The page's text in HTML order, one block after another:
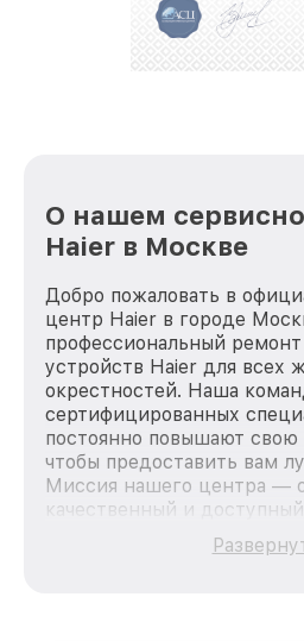
О нашем
Haier в Москве
Добро пожаловать в
центр Haier в городе
профессиональный
устройств Haier для всех
окрестностей. Наша
сертифицированных
постоянно повышают
чтобы предоставить вам
Миссия нашего центра —
качественный и
каждого пользователя
зависимости от